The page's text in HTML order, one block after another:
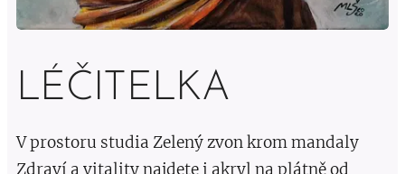
LÉČITELKA
V prostoru studia Zelený zvon krom mandaly
Zdraví a vitality najdete i akryl na plátně od